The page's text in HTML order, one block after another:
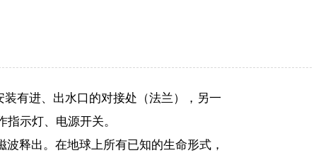
有进、出水口的对接处（法兰），另一
示灯、电源开关。
释出。在地球上所有已知的生命形式，